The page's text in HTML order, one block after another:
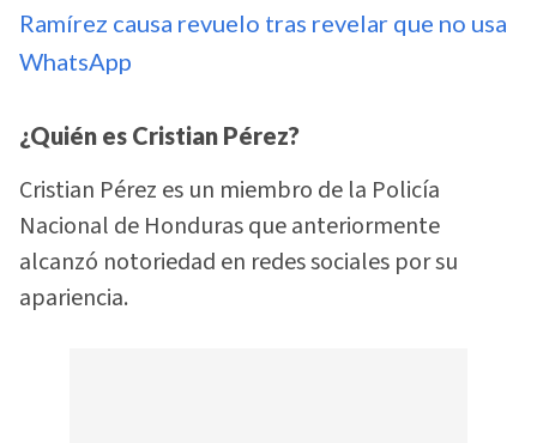
Ramírez causa revuelo tras revelar que no usa
WhatsApp
¿Quién es Cristian Pérez?
Cristian Pérez es un miembro de la Policía
Nacional de Honduras que anteriormente
alcanzó notoriedad en redes sociales por su
apariencia.